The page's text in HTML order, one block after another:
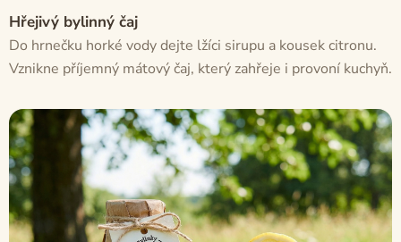
Hřejivý bylinný čaj
Do hrnečku horké vody dejte lžíci sirupu a kousek citronu.
Vznikne příjemný mátový čaj, který zahřeje i provoní kuchyň.